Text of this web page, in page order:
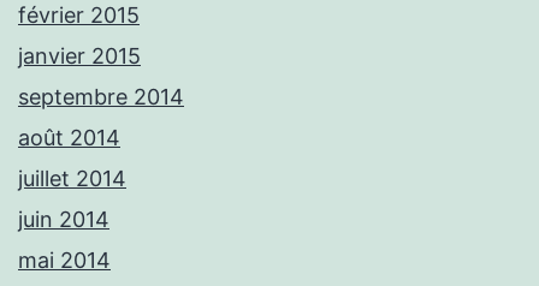
février 2015
janvier 2015
septembre 2014
août 2014
juillet 2014
juin 2014
mai 2014